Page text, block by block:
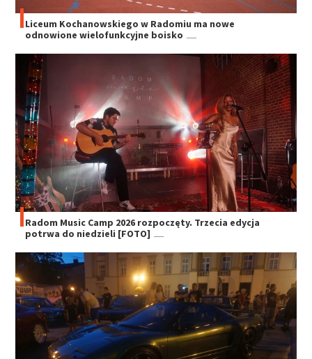
Liceum Kochanowskiego w Radomiu ma nowe
odnowione wielofunkcyjne boisko
Radom Music Camp 2026 rozpoczęty. Trzecia edycja
potrwa do niedzieli [FOTO]